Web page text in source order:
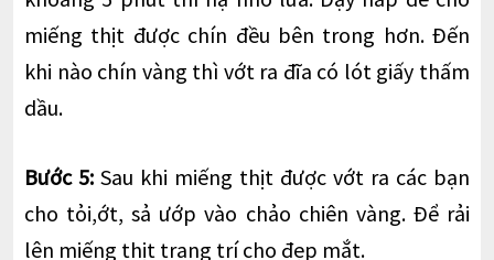
miếng thịt được chín đều bên trong hơn. Đến
khi nào chín vàng thì vớt ra đĩa có lót giấy thấm
dầu.
Bước 5: Sau khi miếng thịt được vớt ra các bạn
cho tỏi,ớt, sả ướp vào chảo chiên vàng. Để rải
lên miếng thịt trang trí cho đẹp mắt.